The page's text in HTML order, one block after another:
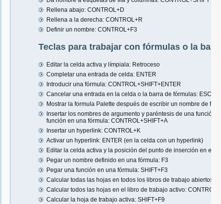
Rellena abajo: CONTROL+D
Rellena a la derecha: CONTROL+R
Definir un nombre: CONTROL+F3
Teclas para trabajar con fórmulas o la
Editar la celda activa y límpiala: Retroceso
Completar una entrada de celda: ENTER
Introducir una fórmula: CONTROL+SHIFT+ENTER
Cancelar una entrada en la celda o la barra de fórmulas:
Mostrar la formula Palette después de escribir un nombre de
Insertar los nombres de argumento y paréntesis de una función
función en una fórmula: CONTROL+SHIFT+A
Insertar un hyperlink: CONTROL+K
Activar un hyperlink: ENTER (en la celda con un hyperlink)
Editar la celda activa y la posición del punto de inserción en el
Pegar un nombre definido en una fórmula: F3
Pegar una función en una fórmula: SHIFT+F3
Calcular todas las hojas en todos los libros de trabajo abiertos:
Calcular todos las hojas en el libro de trabajo activo:
Calcular la hoja de trabajo activa: SHIFT+F9